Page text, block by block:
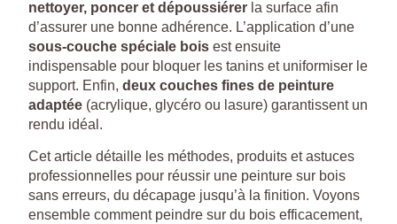
nettoyer, poncer et dépoussiérer la surface afin
d’assurer une bonne adhérence. L’application d’une
sous-couche spéciale bois est ensuite
indispensable pour bloquer les tanins et uniformiser le
support. Enfin, deux couches fines de peinture
adaptée (acrylique, glycéro ou lasure) garantissent un
rendu idéal.
Cet article détaille les méthodes, produits et astuces
professionnelles pour réussir une peinture sur bois
sans erreurs, du décapage jusqu’à la finition. Voyons
ensemble comment peindre sur du bois efficacement,